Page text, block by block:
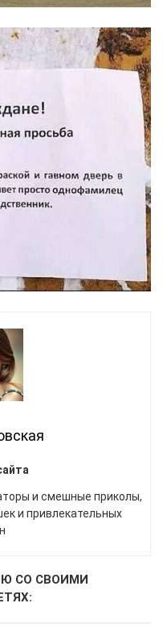
и смешные приколы,
и привлекательных
СО СВОИМИ